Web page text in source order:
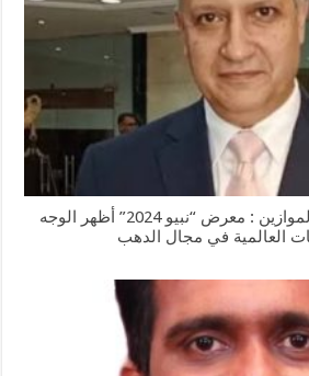
رئيس مصلحة الدمغة والموازين : معرض “نبيو 2024” أظهر الوجه
العالمية في مجال الدهب